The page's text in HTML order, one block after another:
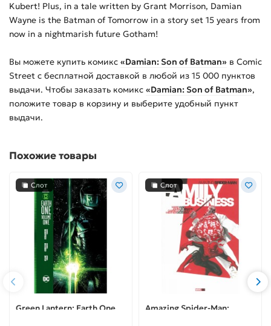
Kubert! Plus, in a tale written by Grant Morrison, Damian
Wayne is the Batman of Tomorrow in a story set 15 years from
now in a nightmarish future Gotham!
Вы можете купить комикс «Damian: Son of Batman» в Comic
Street с бесплатной доставкой в любой из 15 000 пунктов
выдачи. Чтобы заказать комикс «Damian: Son of Batman»,
положите товар в корзину и выберите удобный пункт
выдачи.
Похожие товары
Слот
Green Lantern: Earth One.
Слот
Amazing Spider-Man: